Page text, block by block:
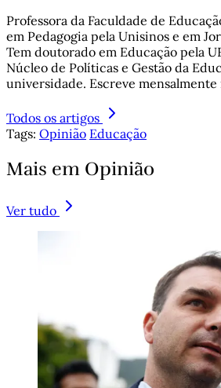
Professora da Faculdade de
em Pedagogia pela Unisinos e em
Tem doutorado em Educação pela
Núcleo de Políticas e Gestão da
universidade. Escreve mensalmente
Todos os artigos
Tags: Opinião Educação
Mais em Opinião
Ver tudo